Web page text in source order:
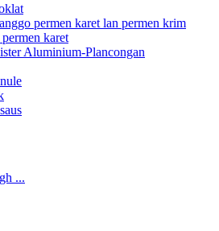
permen karet lan permen krim
karet
Aluminium-Plancongan